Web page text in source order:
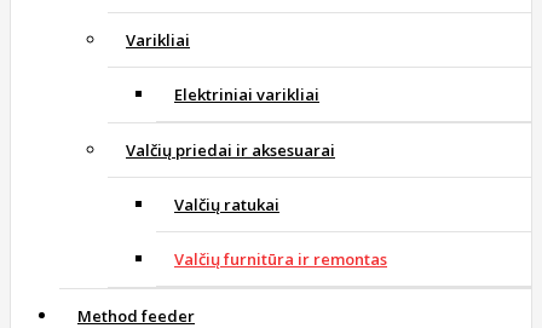
Varikliai
Elektriniai varikliai
Valčių priedai ir aksesuarai
Valčių ratukai
Valčių furnitūra ir remontas
Method feeder